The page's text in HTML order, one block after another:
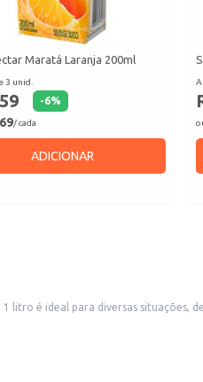
Maratá Laranja 200ml
3 unid.
-6%
/ cada
ADICIONAR